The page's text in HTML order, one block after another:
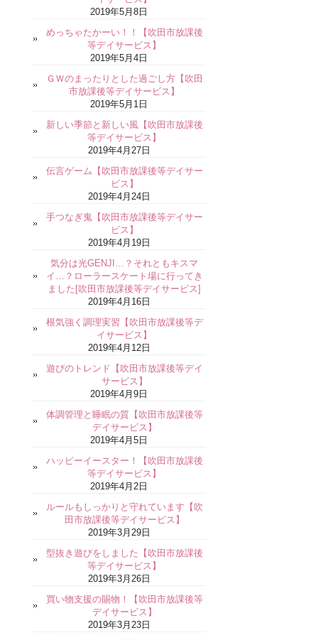
2019年5月8日
めっちゃたかーい！！【吹田市放課後
等デイサービス】
2019年5月4日
ＧＷのまったりとした過ごし方【吹田
市放課後等デイサービス】
2019年5月1日
新しい季節と新しい風【吹田市放課後
等デイサービス】
2019年4月27日
伝言ゲーム【吹田市放課後等デイサー
ビス】
2019年4月24日
手つなぎ鬼【吹田市放課後等デイサー
ビス】
2019年4月19日
気分は光GENJI…？それともキスマ
イ…？ローラースケート場に行ってき
ました[吹田市放課後等デイサービス]
2019年4月16日
根気強く調理実習【吹田市放課後等デ
イサービス】
2019年4月12日
遊びのトレンド【吹田市放課後等デイ
サービス】
2019年4月9日
体調管理と睡眠の質【吹田市放課後等
デイサービス】
2019年4月5日
ハッピーイースター！【吹田市放課後
等デイサービス】
2019年4月2日
ルールもしっかりと守れています【吹
田市放課後等デイサービス】
2019年3月29日
型抜き遊びをしました【吹田市放課後
等デイサービス】
2019年3月26日
買い物支援の賜物！【吹田市放課後等
デイサービス】
2019年3月23日